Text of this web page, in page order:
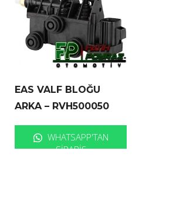
EAS VALF BLOĞU
ARKA – RVH500050
WHATSAPP'TAN
SIPARIŞ